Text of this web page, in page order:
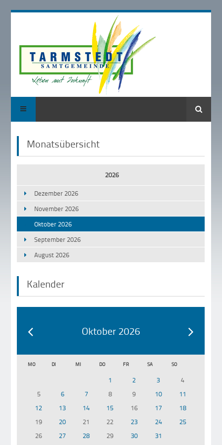
Suche
Monatsübersicht
2026
Dezember 2026
November 2026
Oktober 2026
September 2026
August 2026
Kalender
Oktober 2026
MO DI MI DO FR SA SO
1 2 3
4
5
6 7 8 9 10
11
12
13 14 15 16 17
18
19
20 21 22 23 24
25
26
27 28 29 30 31